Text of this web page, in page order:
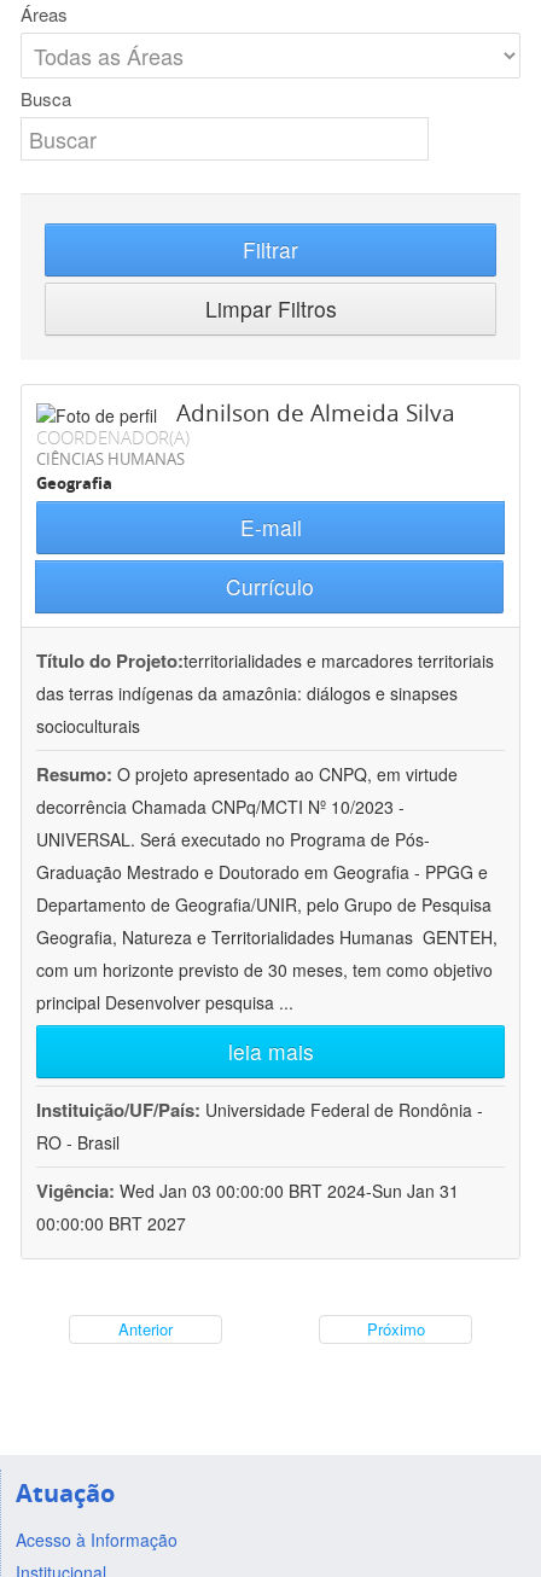
Áreas
Busca
Filtrar
Limpar Filtros
Adnilson de Almeida Silva
COORDENADOR(A)
CIÊNCIAS HUMANAS
Geografia
E-mail
Currículo
Título do Projeto:territorialidades e marcadores territoriais
das terras indígenas da amazônia: diálogos e sinapses
socioculturais
Resumo: O projeto apresentado ao CNPQ, em virtude
decorrência Chamada CNPq/MCTI Nº 10/2023 -
UNIVERSAL. Será executado no Programa de Pós-
Graduação Mestrado e Doutorado em Geografia - PPGG e
Departamento de Geografia/UNIR, pelo Grupo de Pesquisa
Geografia, Natureza e Territorialidades Humanas  GENTEH,
com um horizonte previsto de 30 meses, tem como objetivo
principal Desenvolver pesquisa ...
leia mais
Instituição/UF/País: Universidade Federal de Rondônia -
RO - Brasil
Vigência: Wed Jan 03 00:00:00 BRT 2024-Sun Jan 31
00:00:00 BRT 2027
Anterior Próximo
Atuação
Acesso à Informação
Institucional